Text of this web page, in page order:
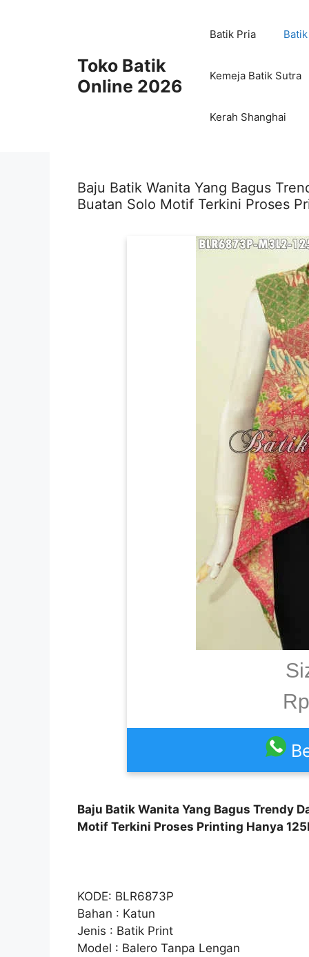
Toko Batik
Online 2026
Batik Pria
Kemeja Batik Sutra
Kerah Shanghai
Baju Batik Wanita Yang Bagus
Buatan Solo Motif Terkini Proses
Baju Batik Wanita Yang Bagus Trendy
Motif Terkini Proses Printing Hanya
KODE: BLR6873P
Bahan : Katun
Jenis : Batik Print
Model : Balero Tanpa Lengan